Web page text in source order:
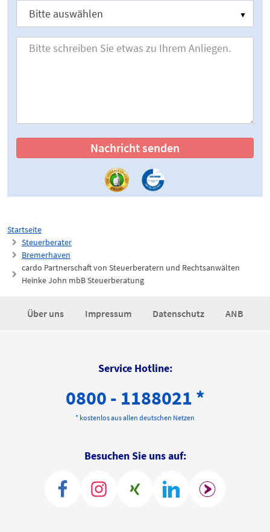
Startseite
Steuerberater
Bremerhaven
cardo Partnerschaft von Steuerberatern und Rechtsanwälten
Heinke John mbB Steuerberatung
Nachricht senden
Über uns Impressum Datenschutz ANB
Service Hotline:
0800 - 1188021 *
* kostenlos aus allen deutschen Netzen
Besuchen Sie uns auf: